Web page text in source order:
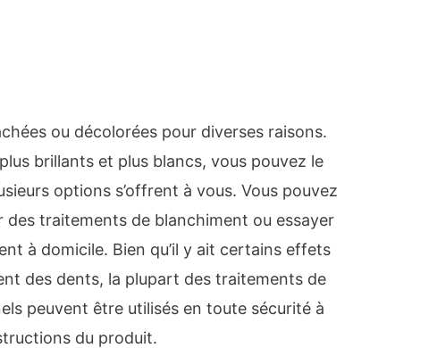
ou décolorées pour diverses raisons.
brillants et plus blancs, vous pouvez le
options s’offrent à vous. Vous pouvez
traitements de blanchiment ou essayer
à domicile. Bien qu’il y ait certains effets
des dents, la plupart des traitements de
peuvent être utilisés en toute sécurité à
du produit.